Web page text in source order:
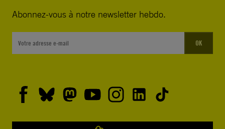
Abonnez-vous à notre newsletter hebdo.
OK